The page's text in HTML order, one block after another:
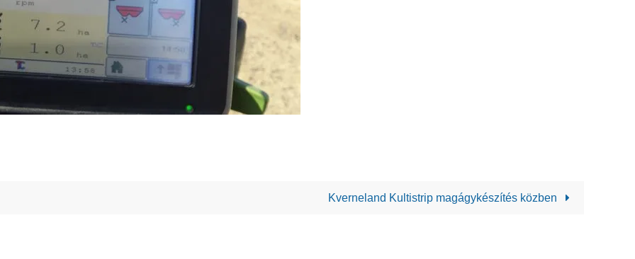
Kverneland Kultistrip magágykészítés közben